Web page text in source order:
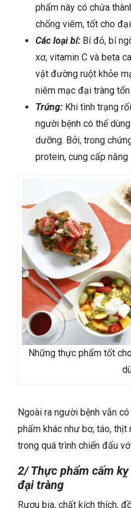
phẩm này có chứa
chống viêm, tốt cho
Các loại bí: Bí đỏ, bí
xơ, vitamin C và beta
vật đường ruột khỏe
niêm mạc đại tràng
Trứng: Khi tình trạng
người bệnh có thể
dưỡng. Bởi, trong
protein, cung cấp
Những thực phẩm tốt
Ngoài ra người bệnh vẫn
phẩm khác như bơ, táo,
trong quá trình chiến đấu
2/ Thực phẩm cấm
đại tràng
Rượu bia, chất kích thích,